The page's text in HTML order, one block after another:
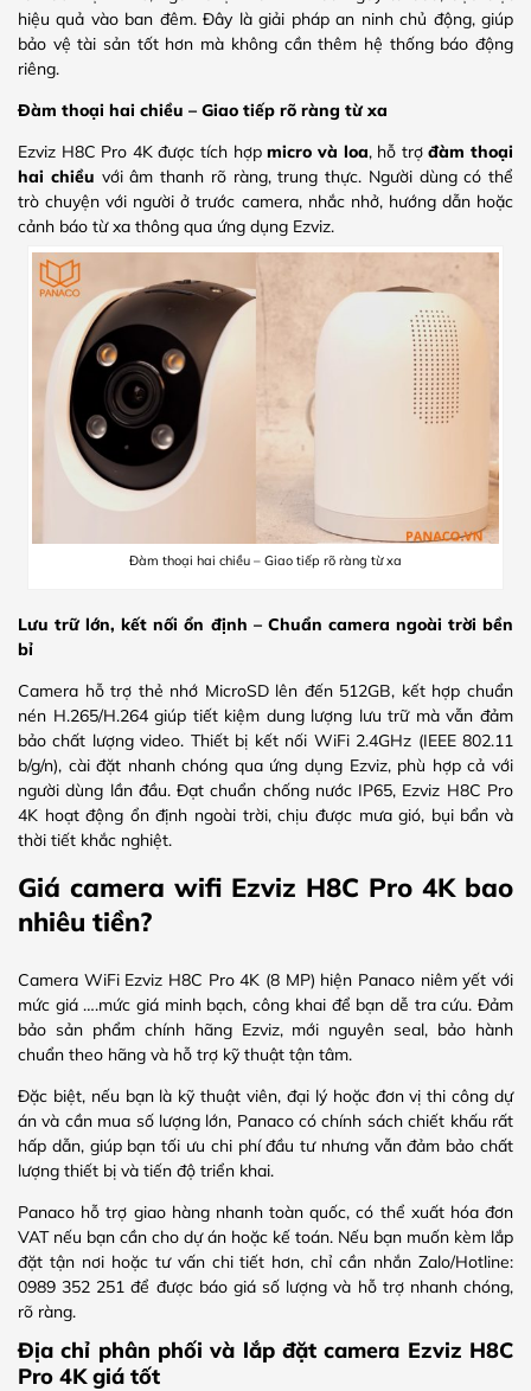
hiệu quả vào ban đêm. Đây là giải pháp an ninh chủ động, giúp
bảo vệ tài sản tốt hơn mà không cần thêm hệ thống báo động
riêng.
Đàm thoại hai chiều – Giao tiếp rõ ràng từ xa
Ezviz H8C Pro 4K được tích hợpmicro và loa, hỗ trợđàm thoại
hai chiều với âm thanh rõ ràng, trung thực. Người dùng có thể
trò chuyện với người ở trước camera, nhắc nhở, hướng dẫn hoặc
cảnh báo từ xa thông qua ứng dụng Ezviz.
Đàm thoại hai chiều – Giao tiếp rõ ràng từ xa
Lưu trữ lớn, kết nối ổn định – Chuẩn camera ngoài trời bền
bỉ
Camera hỗ trợ thẻ nhớ MicroSD lên đến 512GB, kết hợp chuẩn
nén H.265/H.264 giúp tiết kiệm dung lượng lưu trữ mà vẫn đảm
bảo chất lượng video. Thiết bị kết nối WiFi 2.4GHz (IEEE 802.11
b/g/n), cài đặt nhanh chóng qua ứng dụng Ezviz, phù hợp cả với
người dùng lần đầu. Đạt chuẩn chống nước IP65, Ezviz H8C Pro
4K hoạt động ổn định ngoài trời, chịu được mưa gió, bụi bẩn và
thời tiết khắc nghiệt.
Giá camera wifi Ezviz H8C Pro 4K bao
nhiêu tiền?
Camera WiFi Ezviz H8C Pro 4K (8 MP) hiện Panaco niêm yết với
mức giá ….mức giá minh bạch, công khai để bạn dễ tra cứu. Đảm
bảo sản phẩm chính hãng Ezviz, mới nguyên seal, bảo hành
chuẩn theo hãng và hỗ trợ kỹ thuật tận tâm.
Đặc biệt, nếu bạn là kỹ thuật viên, đại lý hoặc đơn vị thi công dự
án và cần mua số lượng lớn, Panaco có chính sách chiết khấu rất
hấp dẫn, giúp bạn tối ưu chi phí đầu tư nhưng vẫn đảm bảo chất
lượng thiết bị và tiến độ triển khai.
Panaco hỗ trợ giao hàng nhanh toàn quốc, có thể xuất hóa đơn
VAT nếu bạn cần cho dự án hoặc kế toán. Nếu bạn muốn kèm lắp
đặt tận nơi hoặc tư vấn chi tiết hơn, chỉ cần nhắn Zalo/Hotline:
0989 352 251 để được báo giá số lượng và hỗ trợ nhanh chóng,
rõ ràng.
Địa chỉ phân phối và lắp đặt camera Ezviz H8C
Pro 4K giá tốt